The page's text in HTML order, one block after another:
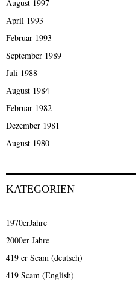
August 1997
April 1993
Februar 1993
September 1989
Juli 1988
August 1984
Februar 1982
Dezember 1981
August 1980
KATEGORIEN
1970erJahre
2000er Jahre
419 er Scam (deutsch)
419 Scam (English)